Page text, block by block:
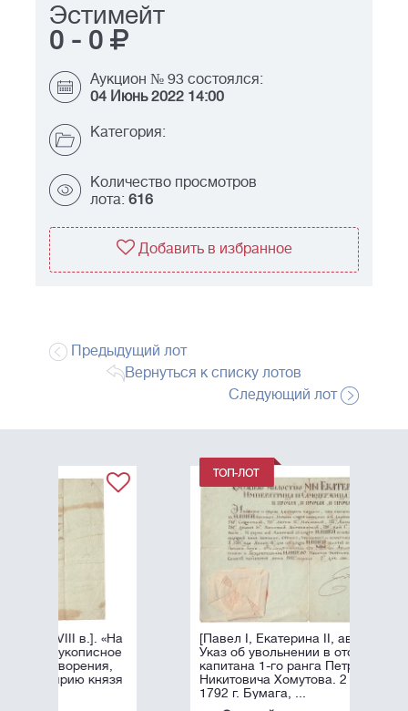
Эстимейт
0 - 0
Аукцион № 93 состоялся:
04 Июнь 2022 14:00
Категория:
Количество просмотров
лота: 616
Добавить в избранное
Предыдущий лот
Вернуться к списку лотов
Следующий лот
[Павел I, Екатерина II, автографы].
Указ об увольнении в отставку
капитана 1-го ранга Петра
Никитовича Хомутова. 2 апреля
1792 г. Бумага, ...